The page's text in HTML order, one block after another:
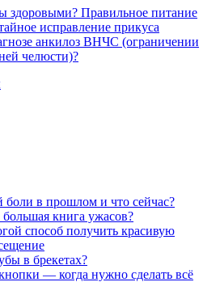
здоровыми? Правильное питание
исправление прикуса
анкилоз ВНЧС (ограничении
челюсти)?
боли в прошлом и что сейчас?
книга ужасов?
способ получить красивую
в брекетах?
— когда нужно сделать всё